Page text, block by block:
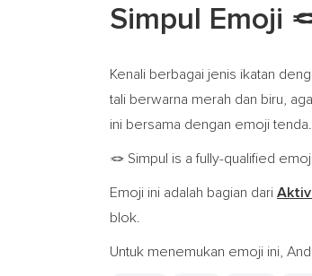
Simpul Emoji
Kenali berbagai jenis ikatan
tali berwarna merah dan biru,
ini bersama dengan emoji tenda.
🪢 Simpul is a fully-qualified
Emoji ini adalah bagian dari
blok.
Untuk menemukan emoji ini,